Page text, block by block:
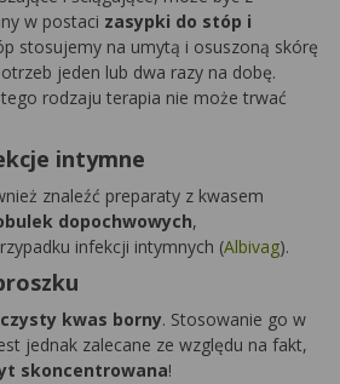
w postaci zasypki do stóp i
stosujemy na umytą i osuszoną skórę
jeden lub dwa razy na dobę.
rodzaju terapia nie może trwać
intymne
znaleźć preparaty z kwasem
dopochwowych,
infekcji intymnych (Albivag).
czysty kwas borny. Stosowanie go w
jednak zalecane ze względu na fakt,
skoncentrowana!